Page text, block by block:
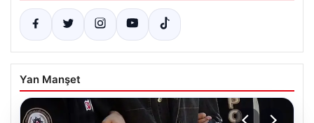
Yan Manşet